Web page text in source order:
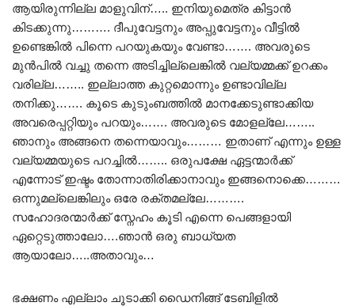
ആയിരുന്നില്ല മാളുവിന്….. ഇനിയുമെത്ര കിട്ടാൻ
കിടക്കുന്നു………. ദീപുവേട്ടനും അപ്പുവേട്ടനും വീട്ടിൽ
ഉണ്ടെങ്കിൽ പിന്നെ പറയുകയും വേണ്ടാ……. അവരുടെ
മുൻപിൽ വച്ചു തന്നെ അടിച്ചില്ലെങ്കിൽ വല്യമ്മക്ക് ഉറക്കം
വരില്ല…….. ഇല്ലാത്ത കുറ്റമൊന്നും ഉണ്ടാവില്ല
തനിക്കു……. കൂടെ കുടുംബത്തിൽ മാനക്കേടുണ്ടാക്കിയ
അവരെപ്പറ്റിയും പറയും……. അവരുടെ മോളല്ലേ……..
ഞാനും അങ്ങനെ തന്നെയാവും……… ഇതാണ് എന്നും ഉള്ള
വല്യമ്മയുടെ പറച്ചിൽ…….. ഒരുപക്ഷേ ഏട്ടന്മാർക്ക്
എന്നോട് ഇഷ്ടം തോന്നാതിരിക്കാനാവും ഇങ്ങനൊക്കെ………
ഒന്നുമല്ലെങ്കിലും ഒരേ രക്തമല്ലേ……….
സഹോദരന്മാർക്ക് സ്നേഹം കൂടി എന്നെ പെങ്ങളായി
ഏറ്റെടുത്താലോ….ഞാൻ ഒരു ബാധ്യത
ആയാലോ…..അതാവും…
ഭക്ഷണം എല്ലാം ചൂടാക്കി ഡൈനിങ്ങ് ടേബിളിൽ